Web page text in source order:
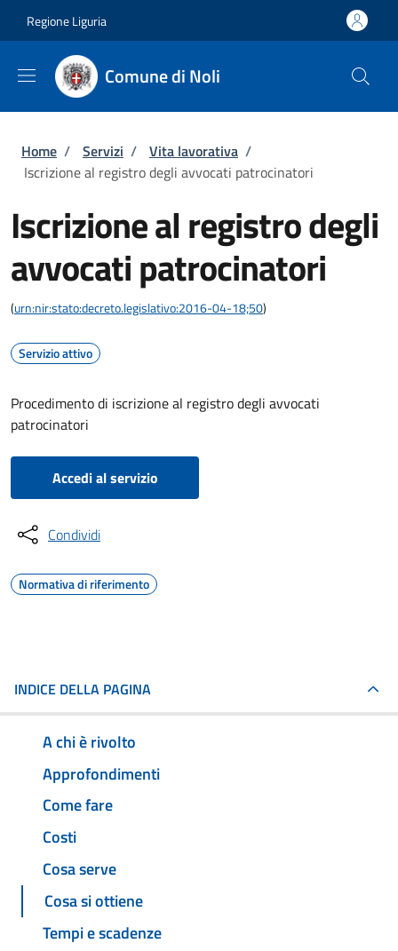
Regione Liguria
Comune di Noli
Briciole di pane
Home / Servizi / Vita lavorativa /
Iscrizione al registro degli avvocati patrocinatori
Iscrizione al registro degli
avvocati patrocinatori
(urn:nir:stato:decreto.legislativo:2016-04-18;50)
Servizio attivo
Procedimento di iscrizione al registro degli avvocati
patrocinatori
Accedi al servizio
Condividi
Normativa di riferimento
INDICE DELLA PAGINA
A chi è rivolto
Approfondimenti
Come fare
Costi
Cosa serve
Cosa si ottiene
Tempi e scadenze